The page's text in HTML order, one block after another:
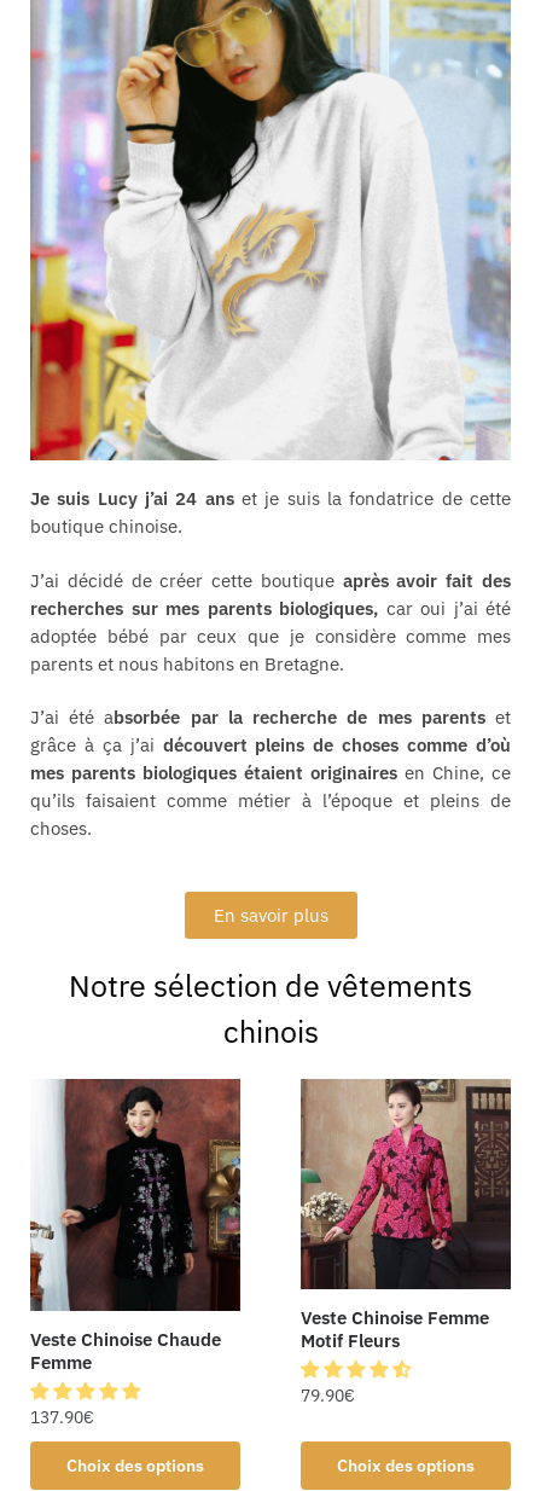
Je suis Lucy j’ai 24 anset je suis la fondatrice de cette
boutique chinoise.
J’ai décidé de créer cette boutique après avoir fait des
recherches sur mes parents biologiques, car oui j’ai été
adoptée bébé par ceux que je considère comme mes
parents et nous habitons en Bretagne.
J’ai été absorbée par la recherche de mes parentset
grâce à ça j’ai découvert pleins de choses comme d’où
mes parents biologiques étaient originaires en Chine, ce
qu’ils faisaient comme métier à l’époque et pleins de
choses.
En savoir plus
Notre sélection de vêtements
chinois
Veste Chinoise Chaude
Femme
137.90€
Choix des options
Veste Chinoise Femme
Motif Fleurs
79.90€
Choix des options